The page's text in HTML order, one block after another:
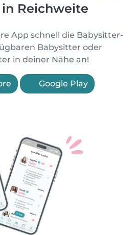
Reichweite
App schnell die Babysitter-
Babysitter oder
in deiner Nähe an!
Google Play